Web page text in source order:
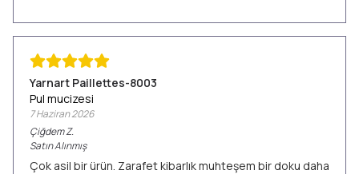
Yarnart Paillettes-8003
Pul mucizesi
7 Haziran 2026
ÇiğdemZ.
Satın Alınmış
Çok asil bir ürün. Zarafet kibarlık muhteşem bir doku daha